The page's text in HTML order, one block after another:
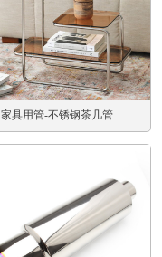
家具用管-不锈钢茶几管